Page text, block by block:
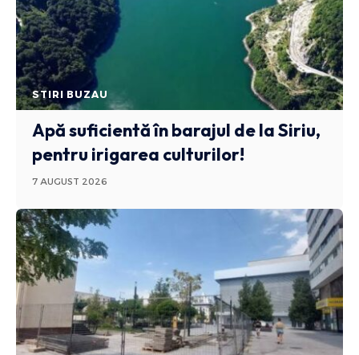
STIRI BUZAU
Apă suficientă în barajul de la Siriu,
pentru irigarea culturilor!
7 AUGUST 2026